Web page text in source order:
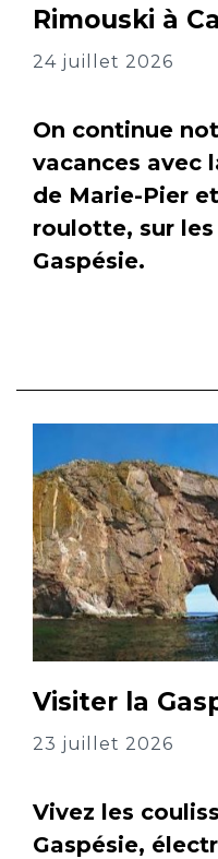
Rimouski à
24 juillet 2026
On continue
vacances avec
de Marie-Pier
roulotte, sur
Gaspésie.
Visiter la
23 juillet 2026
Vivez les
Gaspésie,